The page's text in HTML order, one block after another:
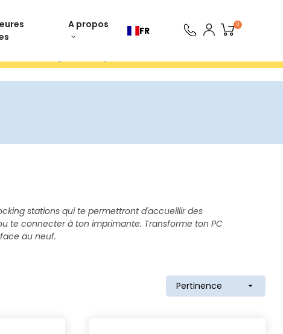
A propos
FR
0
stations qui te permettront d'accueillir des
te connecter à ton imprimante. Transforme ton PC
au neuf.
Pertinence 